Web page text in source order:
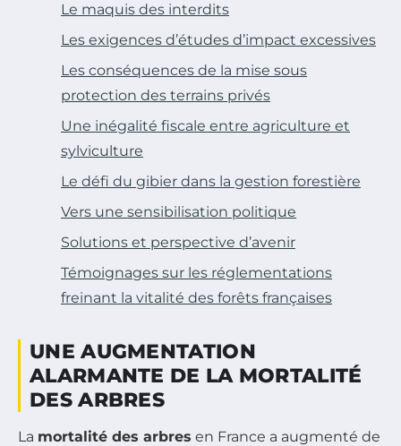
Le maquis des interdits
Les exigences d’études d’impact excessives
Les conséquences de la mise sous
protection des terrains privés
Une inégalité fiscale entre agriculture et
sylviculture
Le défi du gibier dans la gestion forestière
Vers une sensibilisation politique
Solutions et perspective d’avenir
Témoignages sur les réglementations
freinant la vitalité des forêts françaises
UNE AUGMENTATION
ALARMANTE DE LA MORTALITÉ
DES ARBRES
La mortalité des arbres en France a augmenté de